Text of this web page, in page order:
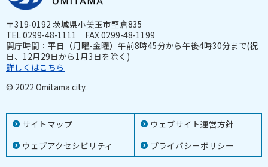
サイトマップ
ウェブサイト運営方針
ウェブアクセシビリティ
プライバシーポリシー
〒319-0192 茨城県小美玉市堅倉835
TEL 0299-48-1111 FAX 0299-48-1199
開庁時間：平日（月曜-金曜）午前8時45分から午後4時30分まで(祝
日、12月29日から1月3日を除く)
詳しくはこちら
© 2022 Omitama city.